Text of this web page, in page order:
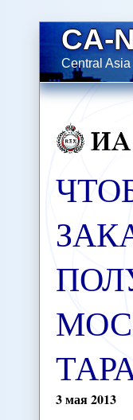
CA-
Central
3мая2013